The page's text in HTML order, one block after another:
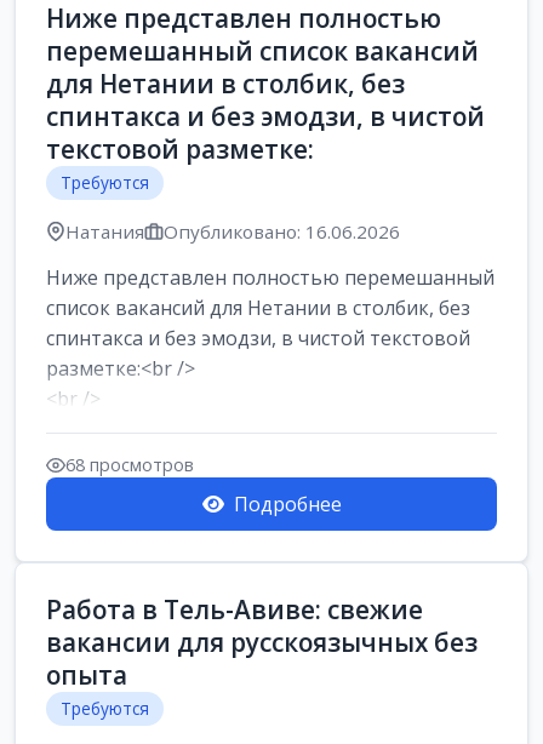
Ниже представлен полностью
перемешанный список вакансий
для Нетании в столбик, без
спинтакса и без эмодзи, в чистой
текстовой разметке:
Требуются
Натания Опубликовано: 16.06.2026
Ниже представлен полностью перемешанный
список вакансий для Нетании в столбик, без
спинтакса и без эмодзи, в чистой текстовой
разметке:<br />
<br />
Работа в Нетании на мебельном
производстве: требу...
68 просмотров
Подробнее
Работа в Тель-Авиве: свежие
вакансии для русскоязычных без
опыта
Требуются